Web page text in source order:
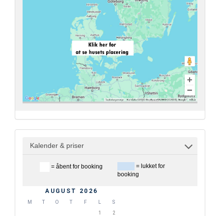
Kalender & priser
= åbent for booking
= lukket for
booking
AUGUST 2026
M T O T F
S
1
2